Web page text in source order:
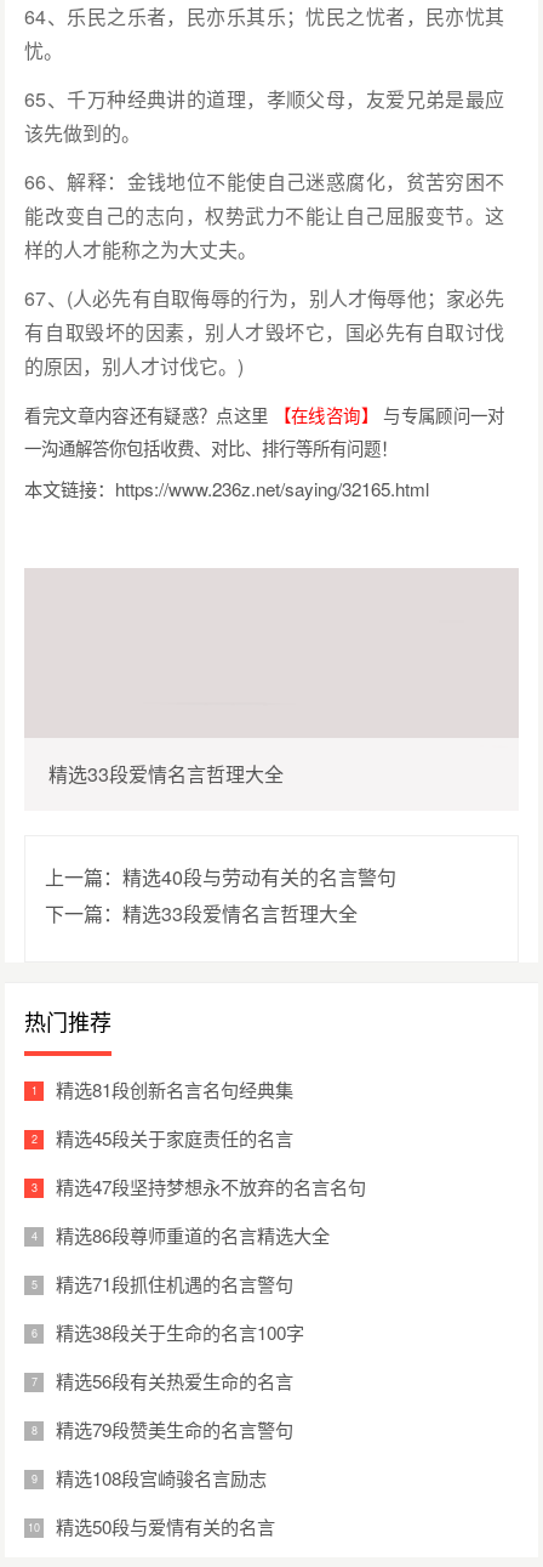
64、乐民之乐者，民亦乐其乐；忧民之忧者，民亦忧其
忧。
65、千万种经典讲的道理，孝顺父母，友爱兄弟是最应
该先做到的。
66、解释：金钱地位不能使自己迷惑腐化，贫苦穷困不
能改变自己的志向，权势武力不能让自己屈服变节。这
样的人才能称之为大丈夫。
67、(人必先有自取侮辱的行为，别人才侮辱他；家必先
有自取毁坏的因素，别人才毁坏它，国必先有自取讨伐
的原因，别人才讨伐它。)
看完文章内容还有疑惑？点这里 【在线咨询】
与专属顾问一对
一沟通解答你包括收费、对比、排行等所有问题！
本文链接： https://www.236z.net/saying/32165.html
精选33段爱情名言哲理大全
上一篇：精选40段与劳动有关的名言警句
下一篇：精选33段爱情名言哲理大全
热门推荐
精选81段创新名言名句经典集
精选45段关于家庭责任的名言
精选47段坚持梦想永不放弃的名言名句
精选86段尊师重道的名言精选大全
精选71段抓住机遇的名言警句
精选38段关于生命的名言100字
精选56段有关热爱生命的名言
精选79段赞美生命的名言警句
精选108段宫崎骏名言励志
精选50段与爱情有关的名言